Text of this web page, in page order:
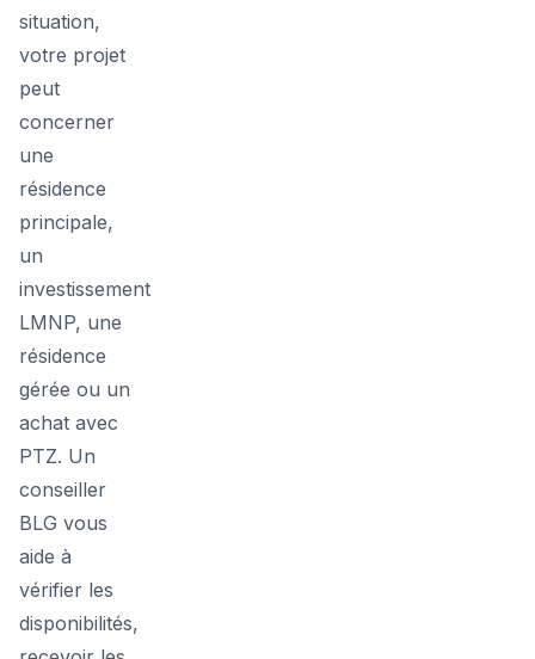
situation,
votre projet
peut
concerner
une
résidence
principale,
un
investissement
LMNP, une
résidence
gérée ou un
achat avec
PTZ. Un
conseiller
BLG vous
aide à
vérifier les
disponibilités,